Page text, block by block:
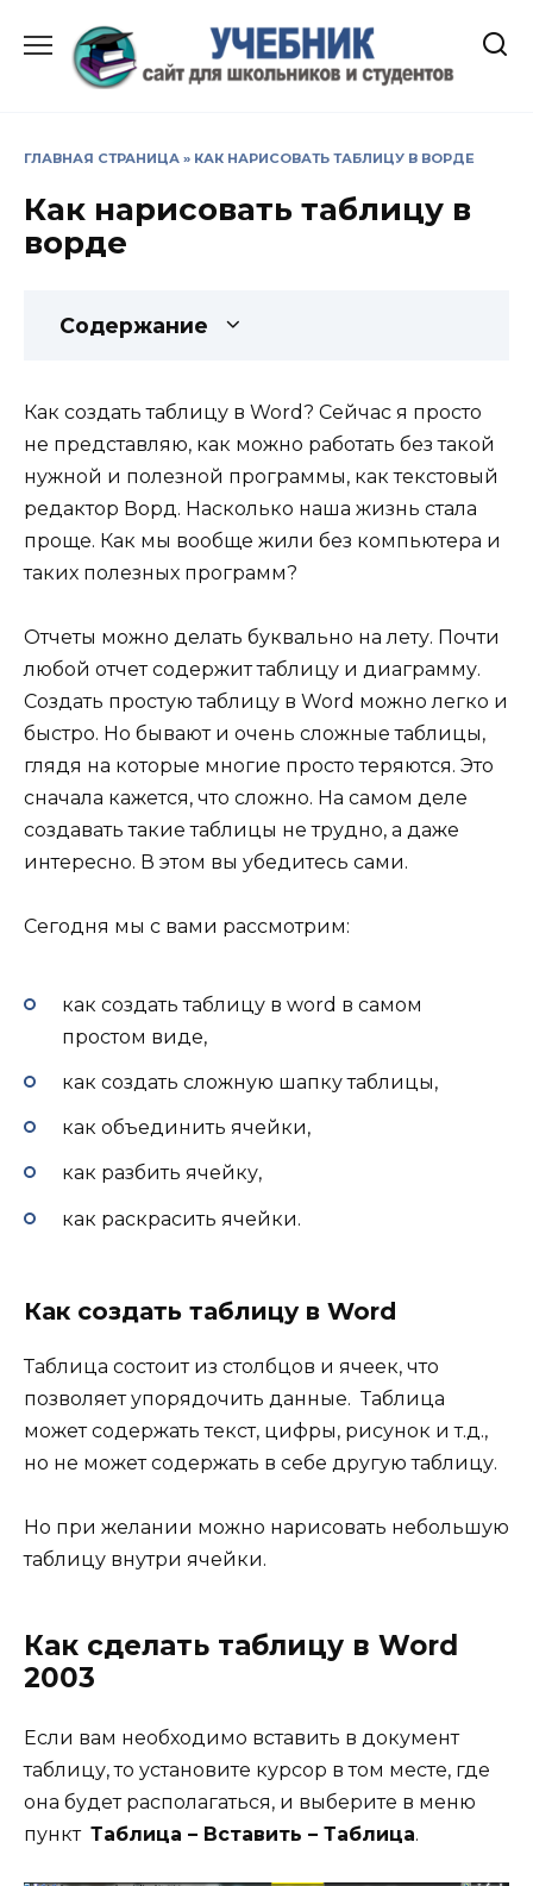
содержанию
ГЛАВНАЯ СТРАНИЦА » КАК НАРИСОВАТЬ ТАБЛИЦУ В ВОРДЕ
Как нарисовать таблицу в
ворде
Содержание
Как создать таблицу в Word? Сейчас я просто
не представляю, как можно работать без такой
нужной и полезной программы, как текстовый
редактор Ворд. Насколько наша жизнь стала
проще. Как мы вообще жили без компьютера и
таких полезных программ?
Отчеты можно делать буквально на лету. Почти
любой отчет содержит таблицу и диаграмму.
Создать простую таблицу в Word можно легко и
быстро. Но бывают и очень сложные таблицы,
глядя на которые многие просто теряются. Это
сначала кажется, что сложно. На самом деле
создавать такие таблицы не трудно, а даже
интересно. В этом вы убедитесь сами.
Сегодня мы с вами рассмотрим:
как создать таблицу в word в самом
простом виде,
как создать сложную шапку таблицы,
как объединить ячейки,
как разбить ячейку,
как раскрасить ячейки.
Как создать таблицу в Word
Таблица состоит из столбцов и ячеек, что
позволяет упорядочить данные. Таблица
может содержать текст, цифры, рисунок и т.д.,
но не может содержать в себе другую таблицу.
Но при желании можно нарисовать небольшую
таблицу внутри ячейки.
Как сделать таблицу в Word
2003
Если вам необходимо вставить в документ
таблицу, то установите курсор в том месте, где
она будет располагаться, и выберите в меню
пункт Таблица – Вставить – Таблица.